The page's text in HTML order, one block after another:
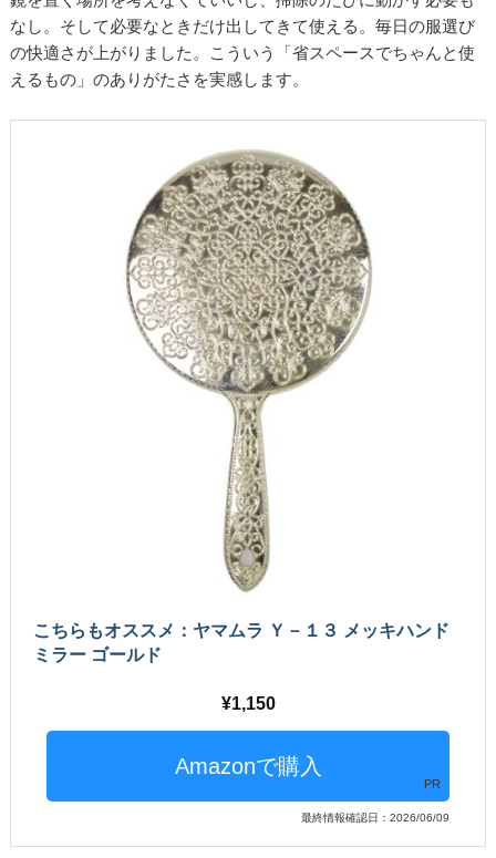
なし。そして必要なときだけ出してきて使える。毎日の服選び
の快適さが上がりました。こういう「省スペースでちゃんと使
えるもの」のありがたさを実感します。
こちらもオススメ：ヤマムラ Ｙ－１３ メッキハンド
ミラー ゴールド
1,150
PR
最終情報確認日：2026/06/09